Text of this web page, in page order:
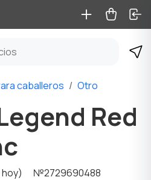
caballeros Otro
Red
hoy) №2729690488